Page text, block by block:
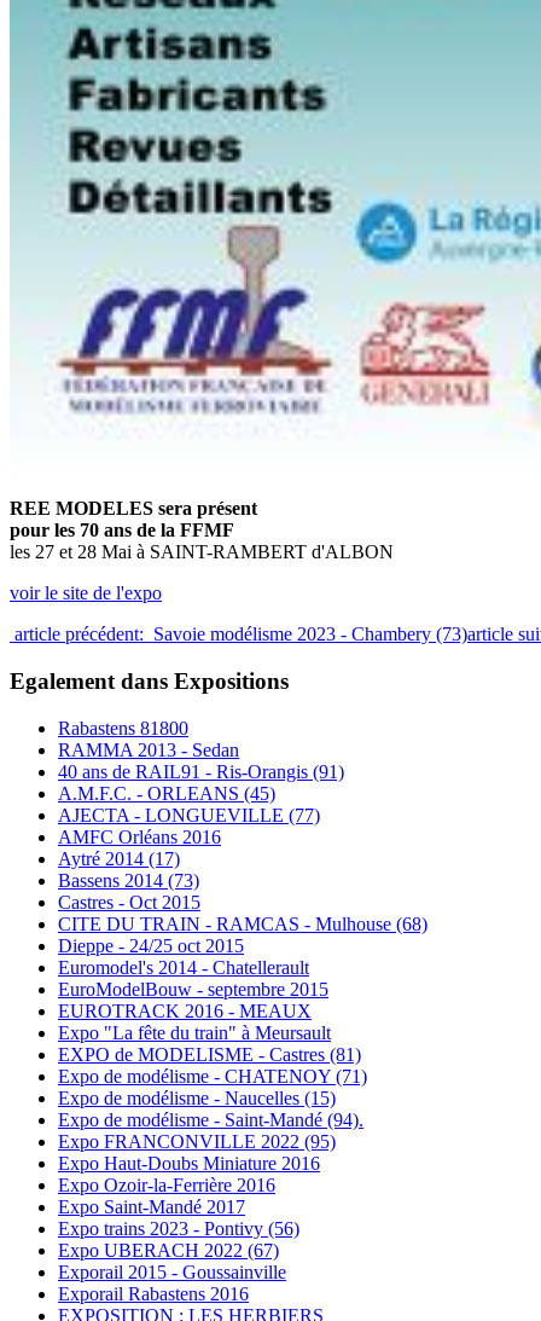
REE MODELES sera présent
pour les 70 ans de la FFMF
les 27 et 28 Mai à SAINT-RAMBERT d'ALBON
voir le site de l'expo
article précédent: Savoie modélisme 2023 - Chambery (73)article
Egalement dans Expositions
Rabastens 81800
RAMMA 2013 - Sedan
40 ans de RAIL91 - Ris-Orangis (91)
A.M.F.C. - ORLEANS (45)
AJECTA - LONGUEVILLE (77)
AMFC Orléans 2016
Aytré 2014 (17)
Bassens 2014 (73)
Castres - Oct 2015
CITE DU TRAIN - RAMCAS - Mulhouse (68)
Dieppe - 24/25 oct 2015
Euromodel's 2014 - Chatellerault
EuroModelBouw - septembre 2015
EUROTRACK 2016 - MEAUX
Expo "La fête du train" à Meursault
EXPO de MODELISME - Castres (81)
Expo de modélisme - CHATENOY (71)
Expo de modélisme - Naucelles (15)
Expo de modélisme - Saint-Mandé (94).
Expo FRANCONVILLE 2022 (95)
Expo Haut-Doubs Miniature 2016
Expo Ozoir-la-Ferrière 2016
Expo Saint-Mandé 2017
Expo trains 2023 - Pontivy (56)
Expo UBERACH 2022 (67)
Exporail 2015 - Goussainville
Exporail Rabastens 2016
EXPOSITION : LES HERBIERS